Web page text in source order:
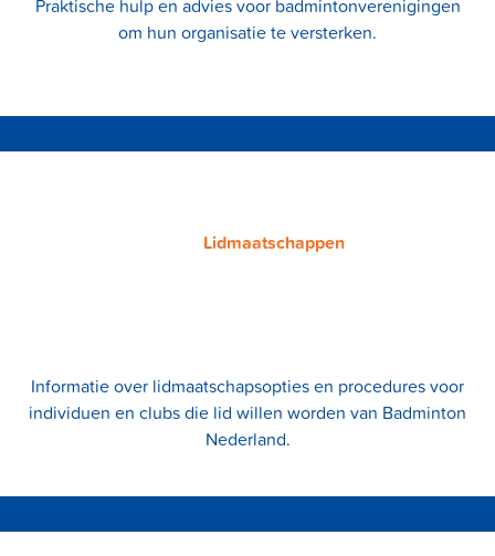
Praktische hulp en advies voor badmintonverenigingen
om hun organisatie te versterken.
Lidmaatschappen
Informatie over lidmaatschapsopties en procedures voor
individuen en clubs die lid willen worden van Badminton
Nederland.